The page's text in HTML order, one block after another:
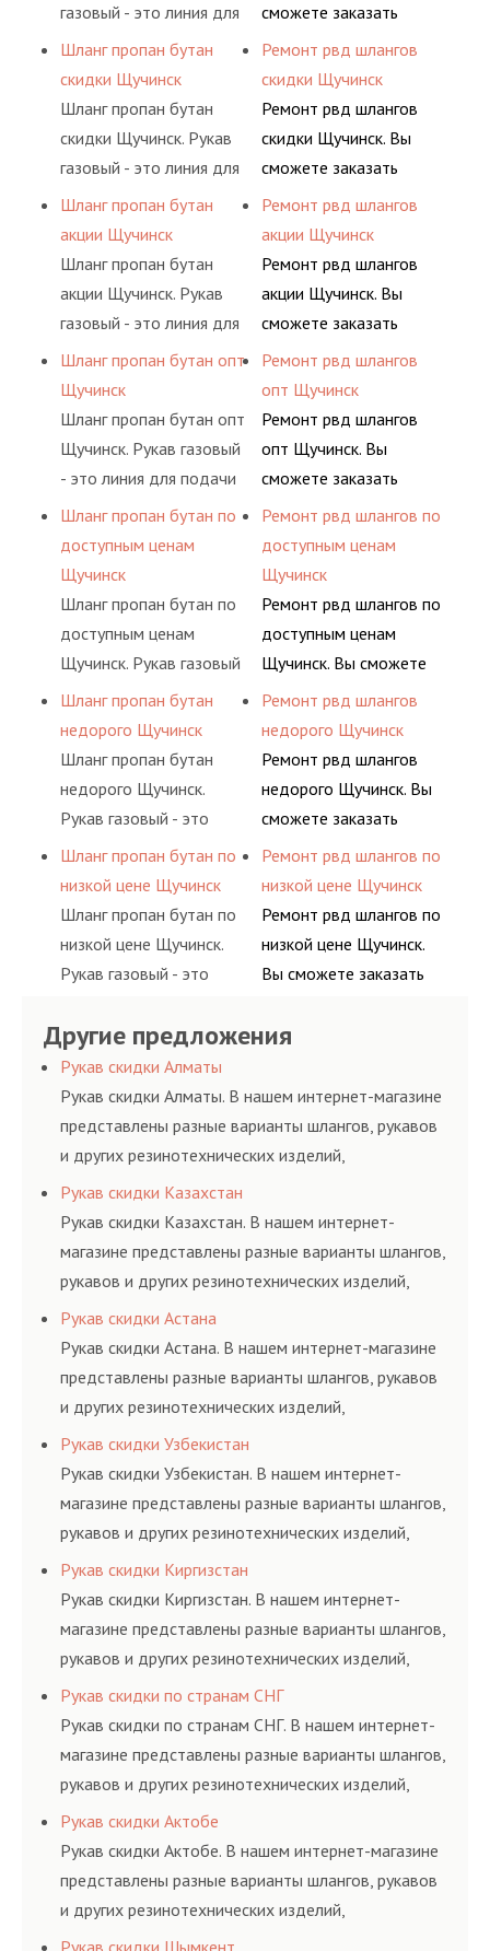
пропан, бутан,
определенными
элементами системы.
газовый - это линия для
подачи сжатого
воздуха и различных
типов сжиженного газа
(кислород, аргон, метан,
пропан, бутан,
определенными
элементами системы.
Шланг пропан бутан
скидки Щучинск
Шланг пропан бутан
скидки Щучинск. Рукав
газовый - это линия для
подачи сжатого
воздуха и различных
типов сжиженного газа
(кислород, аргон, метан,
пропан, бутан,
определенными
элементами системы.
Шланг пропан бутан
акции Щучинск
Шланг пропан бутан
акции Щучинск. Рукав
газовый - это линия для
подачи сжатого
воздуха и различных
типов сжиженного газа
(кислород, аргон, метан,
пропан, бутан,
определенными
элементами системы.
Шланг пропан бутан опт
Щучинск
Шланг пропан бутан опт
Щучинск. Рукав газовый
- это линия для подачи
сжатого воздуха и
различных типов
сжиженного газа
(кислород, аргон, метан,
пропан, бутан,
ацетилен) между
элементами системы.
Шланг пропан бутан по
доступным ценам
Щучинск
Шланг пропан бутан по
доступным ценам
Щучинск. Рукав газовый
- это линия для подачи
сжатого воздуха и
различных типов
сжиженного газа
(кислород, аргон, метан,
ацетилен) между
определенными
элементами системы.
Шланг пропан бутан
недорого Щучинск
Шланг пропан бутан
недорого Щучинск.
Рукав газовый - это
линия для подачи
сжатого воздуха и
различных типов
сжиженного газа
(кислород, аргон, метан,
определенными
Шланг пропан бутан по
низкой цене Щучинск
Шланг пропан бутан по
низкой цене Щучинск.
Рукав газовый - это
сжатого воздуха и
различных типов
сжиженного газа
(кислород, аргон, метан,
пропан, бутан,
обслуживания
предприятия.
сможете заказать
сервис РВД на разовой
основе либо на
условиях
долговременного
комплексного
гидросистем Вашего
предприятия.
Ремонт рвд шлангов
скидки Щучинск
Ремонт рвд шлангов
скидки Щучинск. Вы
сможете заказать
сервис РВД на разовой
основе либо на
условиях
долговременного
комплексного
гидросистем Вашего
предприятия.
Ремонт рвд шлангов
акции Щучинск
Ремонт рвд шлангов
акции Щучинск. Вы
сможете заказать
сервис РВД на разовой
основе либо на
условиях
долговременного
комплексного
гидросистем Вашего
предприятия.
Ремонт рвд шлангов
опт Щучинск
Ремонт рвд шлангов
опт Щучинск. Вы
сможете заказать
сервис РВД на разовой
основе либо на
условиях
долговременного
комплексного
обслуживания
предприятия.
Ремонт рвд шлангов по
доступным ценам
Щучинск
Ремонт рвд шлангов по
доступным ценам
Щучинск. Вы сможете
заказать сервис РВД на
разовой основе либо на
условиях
долговременного
комплексного
гидросистем Вашего
предприятия.
Ремонт рвд шлангов
недорого Щучинск
Ремонт рвд шлангов
недорого Щучинск. Вы
сможете заказать
сервис РВД на разовой
основе либо на
условиях
долговременного
комплексного
Ремонт рвд шлангов по
низкой цене Щучинск
Ремонт рвд шлангов по
низкой цене Щучинск.
Вы сможете заказать
основе либо на
долговременного
комплексного
обслуживания
Другие предложения
Рукав скидки Алматы
Рукав скидки Алматы. В нашем интернет-магазине
представлены разные варианты шлангов, рукавов
и других резинотехнических изделий,
соответствующих ГОСТам, техническим условиям
и нормативам.
Рукав скидки Казахстан
Рукав скидки Казахстан. В нашем интернет-
магазине представлены разные варианты шлангов,
рукавов и других резинотехнических изделий,
соответствующих ГОСТам, техническим условиям
и нормативам.
Рукав скидки Астана
Рукав скидки Астана. В нашем интернет-магазине
представлены разные варианты шлангов, рукавов
и других резинотехнических изделий,
соответствующих ГОСТам, техническим условиям
и нормативам.
Рукав скидки Узбекистан
Рукав скидки Узбекистан. В нашем интернет-
магазине представлены разные варианты шлангов,
рукавов и других резинотехнических изделий,
соответствующих ГОСТам, техническим условиям
и нормативам.
Рукав скидки Киргизстан
Рукав скидки Киргизстан. В нашем интернет-
магазине представлены разные варианты шлангов,
рукавов и других резинотехнических изделий,
соответствующих ГОСТам, техническим условиям
и нормативам.
Рукав скидки по странам СНГ
Рукав скидки по странам СНГ. В нашем интернет-
магазине представлены разные варианты шлангов,
рукавов и других резинотехнических изделий,
соответствующих ГОСТам, техническим условиям
и нормативам.
Рукав скидки Актобе
Рукав скидки Актобе. В нашем интернет-магазине
представлены разные варианты шлангов, рукавов
и других резинотехнических изделий,
соответствующих ГОСТам, техническим условиям
Рукав скидки Шымкент